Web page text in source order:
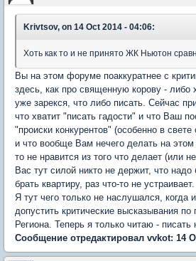
Krivtsov, on 14 Oct 2014 - 04:06:
Хоть как то и не принято ЖК Ньютон
Вы на этом форуме поаккуратнее с
здесь, как про священную корову - либо
уже зарекся, что либо писать. Сейчас
что хватит "писать гадости" и что Ваш
"происки конкурентов" (особенно в
и что вообще Вам нечего делать на
то не нравится из того что делает (или
Вас тут силой никто не держит, что
брать квартиру, раз что-то не устраивает.
Я тут чего только не наслушался, когда
допустить критические высказывания по
Региона. Теперь я только читаю - писать
Сообщение отредактировал vvkot: 14